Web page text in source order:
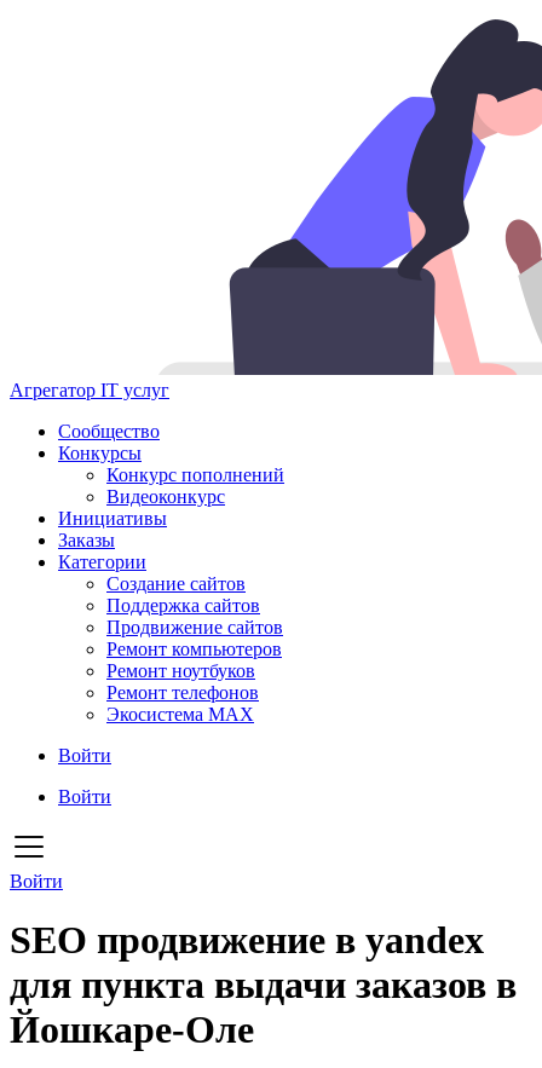
Агрегатор IT услуг
Сообщество
Конкурсы
Конкурс пополнений
Видеоконкурс
Инициативы
Заказы
Категории
Создание сайтов
Поддержка сайтов
Продвижение сайтов
Ремонт компьютеров
Ремонт ноутбуков
Ремонт телефонов
Экосистема MAX
Войти
Войти
Войти
SEO продвижение в yandex
для пункта выдачи заказов в
Йошкаре-Оле